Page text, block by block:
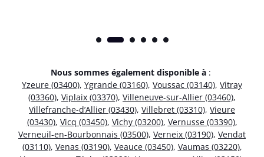
Nous sommes également disponible à :
Yzeure (03400), Ygrande (03160), Voussac (03140), Vitray
(03360), Viplaix (03370), Villeneuve-sur-Allier (03460),
Villefranche-d’Allier (03430), Villebret (03310), Vieure
(03430), Vicq (03450), Vichy (03200), Vernusse (03390),
Verneuil-en-Bourbonnais (03500), Verneix (03190), Vendat
(03110), Venas (03190), Veauce (03450), Vaumas (03220),